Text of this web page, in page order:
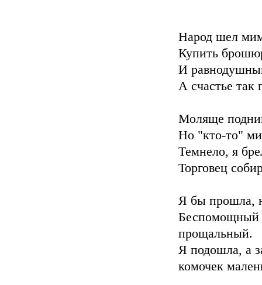
Народ шел
Купить
И
А счастье так
Моляще
Но "кто-то"
Темнело, я
Торговец
Я бы прошла,
прощальный.
Я подошла, а
комочек